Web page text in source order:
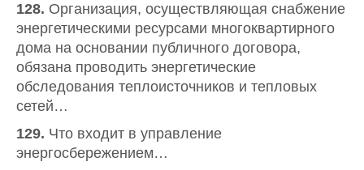
128. Организация, осуществляющая снабжение
энергетическими ресурсами многоквартирного
дома на основании публичного договора,
обязана проводить энергетические
обследования теплоисточников и тепловых
сетей…
129. Что входит в управление
энергосбережением…